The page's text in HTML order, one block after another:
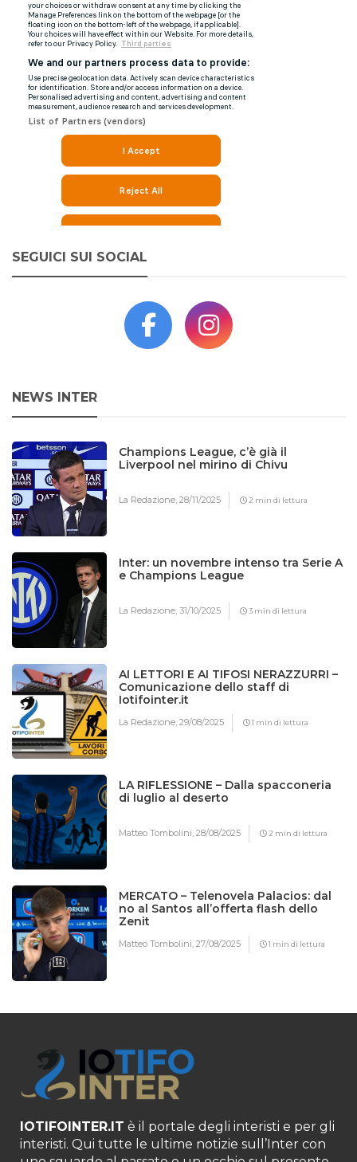
SEGUICI SUI SOCIAL
NEWS INTER
Champions League, c’è già il
Liverpool nel mirino di Chivu
La Redazione,28/11/2025 2 min di lettura
Inter: un novembre intenso tra Serie A
e Champions League
La Redazione,31/10/2025 3 min di lettura
AI LETTORI E AI TIFOSI NERAZZURRI –
Comunicazione dello staff di
Iotifointer.it
La Redazione,29/08/2025 1 min di lettura
LA RIFLESSIONE – Dalla spacconeria
di luglio al deserto
Matteo Tombolini,28/08/2025 2 min di lettura
MERCATO – Telenovela Palacios: dal
no al Santos all’offerta flash dello
Zenit
Matteo Tombolini,27/08/2025 1 min di lettura
IOTIFOINTER.IT è il portale degli interisti e per gli
interisti. Qui tutte le ultime notizie sull’Inter con